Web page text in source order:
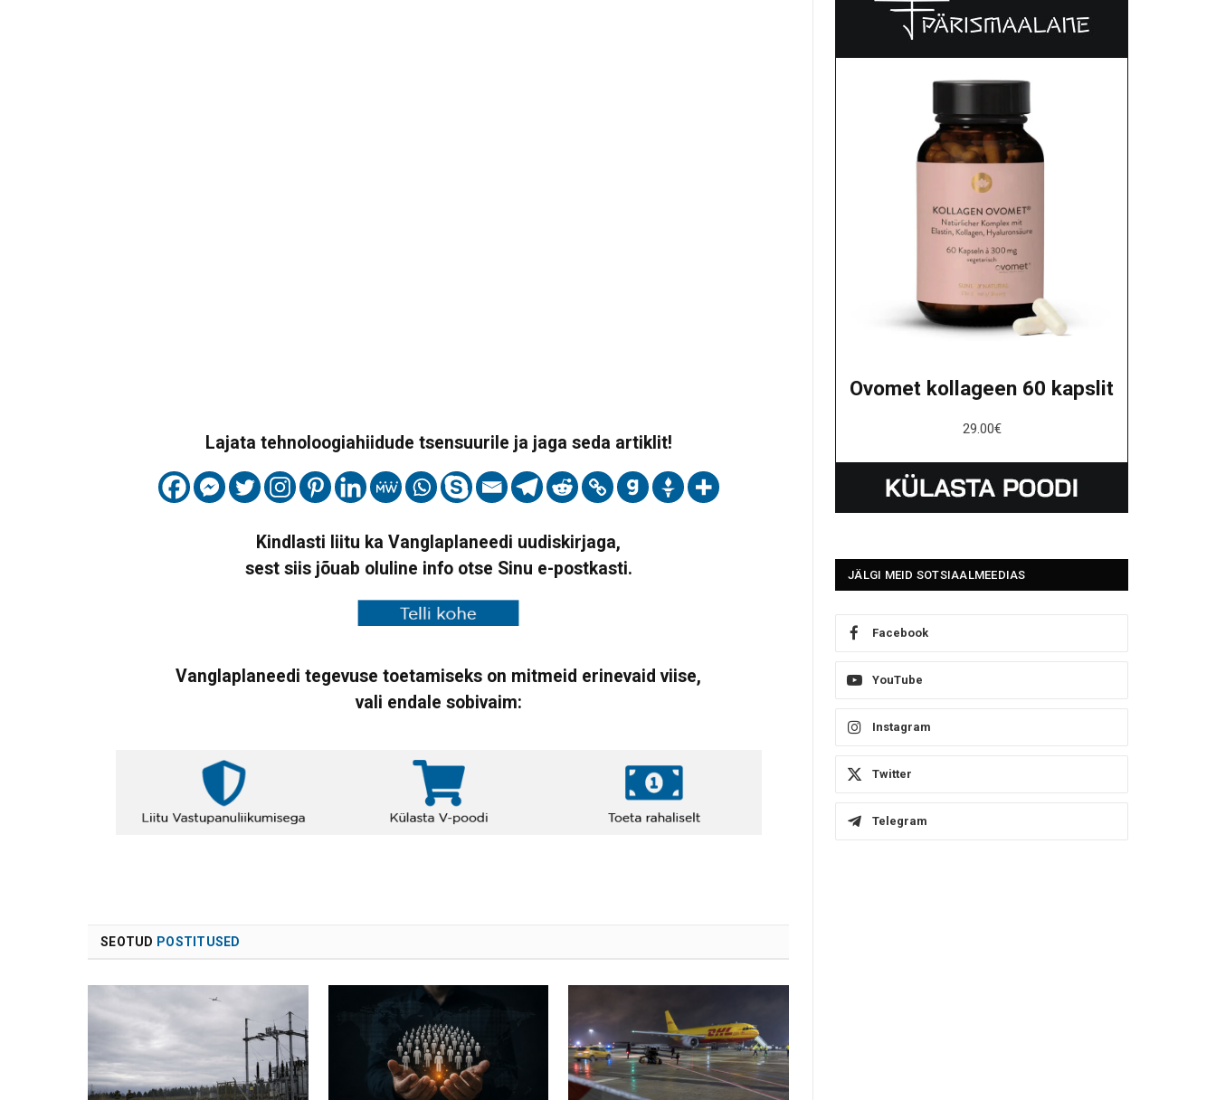
Lajata tehnoloogiahiidude tsensuurile ja jaga seda artiklit!
Kindlasti liitu ka Vanglaplaneedi uudiskirjaga,
sest siis jõuab oluline info otse Sinu e-postkasti.
Vanglaplaneedi tegevuse toetamiseks on mitmeid erinevaid viise,
vali endale sobivaim:
SEOTUD POSTITUSED
Ovomet kollageen 60 kapslit
29.00€
JÄLGI MEID SOTSIAALMEEDIAS
Facebook
YouTube
Instagram
Twitter
Telegram